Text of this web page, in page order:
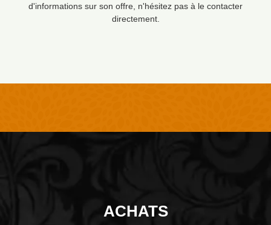
d'informations sur son offre, n'hésitez pas à le contacter
directement.
ACHATS